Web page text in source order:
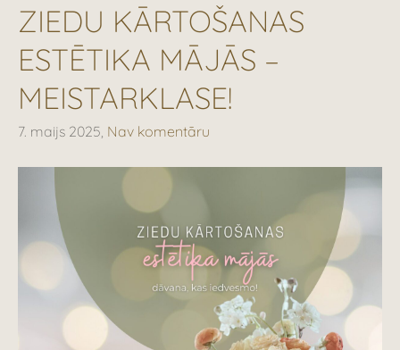
ZIEDU KĀRTOŠANAS
ESTĒTIKA MĀJĀS –
MEISTARKLASE!
7. maijs 2025, Nav komentāru